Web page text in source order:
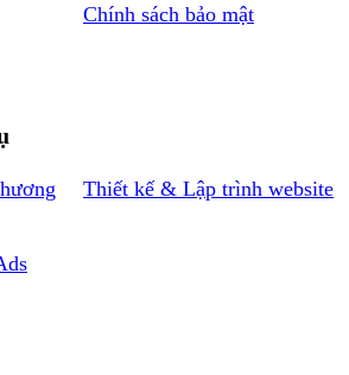
Chính sách bảo mật
Thiết kế & Lập trình website